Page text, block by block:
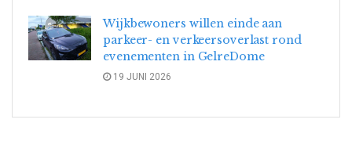
Wijkbewoners willen einde aan
parkeer- en verkeersoverlast rond
evenementen in GelreDome
19 JUNI 2026